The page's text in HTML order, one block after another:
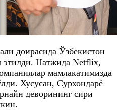
доирасида Ўзбекистон
Натжида Netflix,
мамлакатимизда
Хусусан, Сурхондарё
деворининг сири